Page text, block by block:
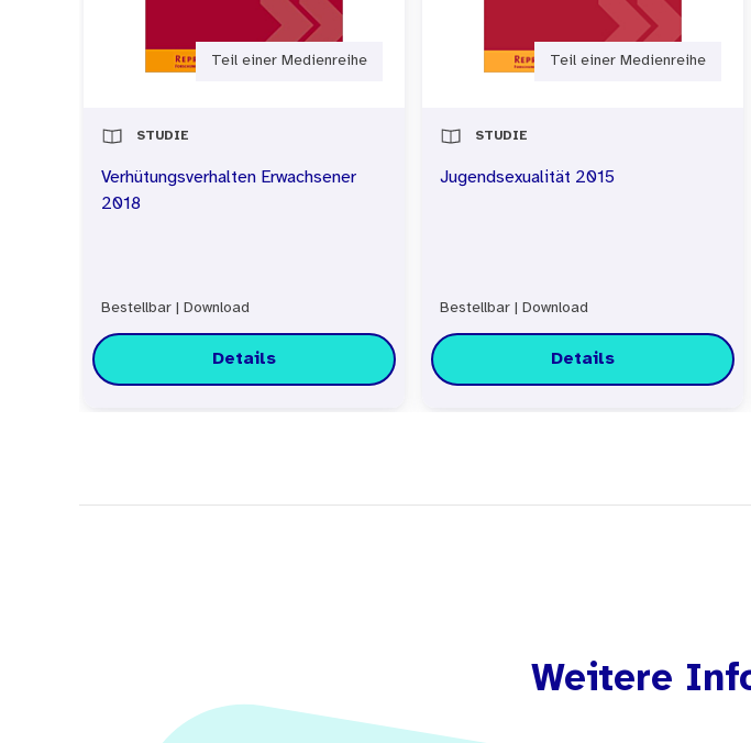
beitragen, die Zugangswege der Sexualaufklärung zu
wichtige Ergebnisse der Untersuchung.
Teil einer Medienreihe
STUDIE
Verhütungsverhalten Erwachsener
2018
Bestellbar Download
Details
Teil einer Medienreihe
STUDIE
Jugendsexualität 2015
Bestellbar Download
Details
Weitere